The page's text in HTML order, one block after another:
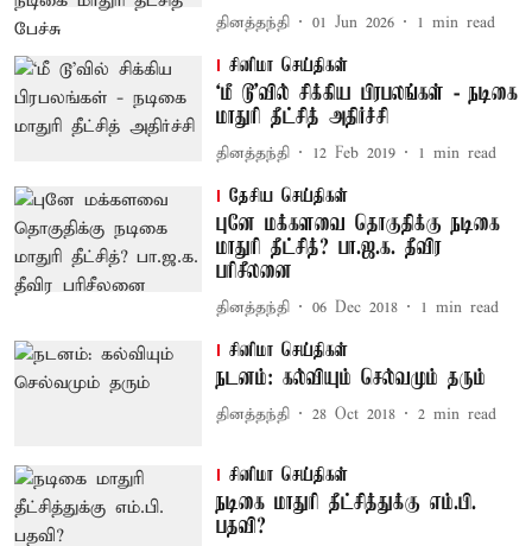
தினத்தந்தி 01 Jun 2026 1 min read
சினிமா செய்திகள்
‘மீ டூ’வில் சிக்கிய பிரபலங்கள் - நடிகை
மாதுரி தீட்சித் அதிர்ச்சி
தினத்தந்தி 12 Feb 2019 1 min read
தேசிய செய்திகள்
புனே மக்களவை தொகுதிக்கு நடிகை
மாதுரி தீட்சித்? பா.ஜ.க. தீவிர
பரிசீலனை
தினத்தந்தி 06 Dec 2018 1 min read
சினிமா செய்திகள்
நடனம்: கல்வியும் செல்வமும் தரும்
தினத்தந்தி 28 Oct 2018 2 min read
சினிமா செய்திகள்
நடிகை மாதுரி தீட்சித்துக்கு எம்.பி.
பதவி?